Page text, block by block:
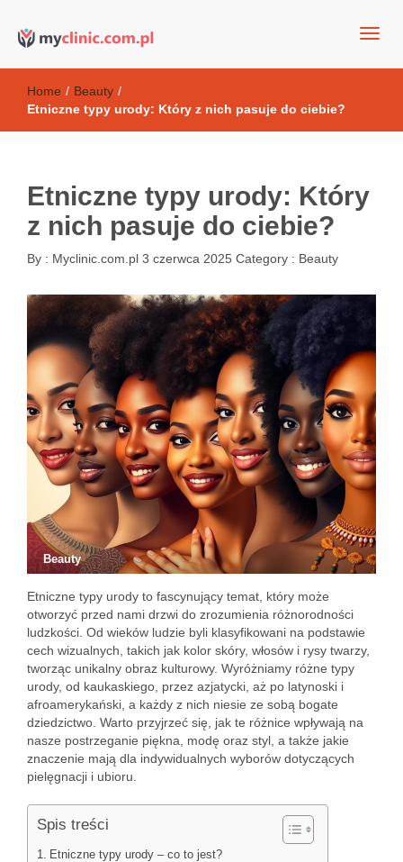
Kosmetyki antyoksydacyjne
Home / Beauty /
Etniczne typy urody: Który z nich pasuje do ciebie?
Etniczne typy urody: Który
z nich pasuje do ciebie?
By : Myclinic.com.pl 3 czerwca 2025 Category : Beauty
Beauty
Etniczne typy urody to fascynujący temat, który może
otworzyć przed nami drzwi do zrozumienia różnorodności
ludzkości. Od wieków ludzie byli klasyfikowani na podstawie
cech wizualnych, takich jak kolor skóry, włosów i rysy twarzy,
tworząc unikalny obraz kulturowy. Wyróżniamy różne typy
urody, od kaukaskiego, przez azjatycki, aż po latynoski i
afroamerykański, a każdy z nich niesie ze sobą bogate
dziedzictwo. Warto przyjrzeć się, jak te różnice wpływają na
nasze postrzeganie piękna, modę oraz styl, a także jakie
znaczenie mają dla indywidualnych wyborów dotyczących
pielęgnacji i ubioru.
Spis treści
Etniczne typy urody – co to jest?